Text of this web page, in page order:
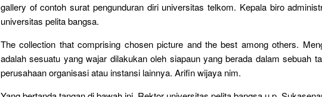
gallery of contoh surat pengunduran diri universitas telkom. Kepala biro
universitas pelita bangsa.
The collection that comprising chosen picture and the best among others.
adalah sesuatu yang wajar dilakukan oleh siapaun yang berada dalam sebuah
perusahaan organisasi atau instansi lainnya. Arifin wijaya nim.